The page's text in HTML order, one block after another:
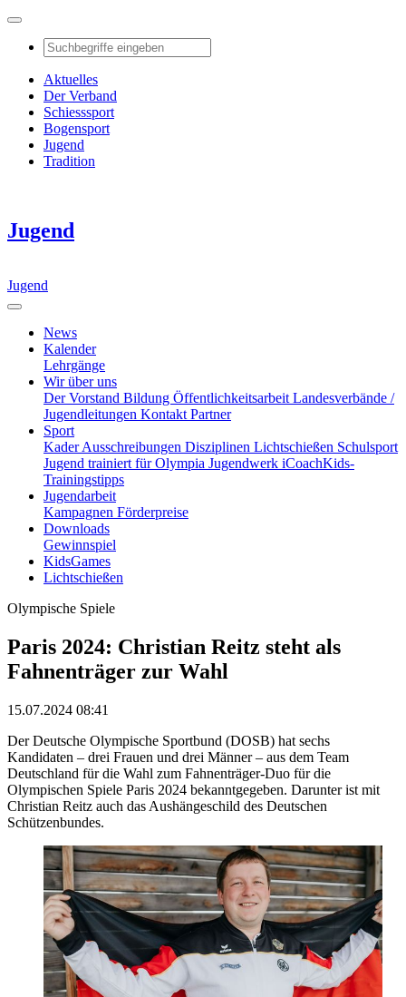
Aktuelles
Der Verband
Schiesssport
Bogensport
Jugend
Tradition
Jugend
Jugend
News
Kalender
Lehrgänge
Wir über uns
Der Vorstand Bildung Öffentlichkeitsarbeit Landesverbände /
Jugendleitungen Kontakt Partner
Sport
KaderAusschreibungen Disziplinen Lichtschießen Schulsport
Jugend trainiert für Olympia Jugendwerk iCoachKids-
Trainingstipps
Jugendarbeit
Kampagnen Förderpreise
Downloads
Gewinnspiel
KidsGames
Lichtschießen
Olympische Spiele
Paris 2024: Christian Reitz steht als
Fahnenträger zur Wahl
15.07.2024 08:41
Der Deutsche Olympische Sportbund (DOSB) hat sechs
Kandidaten – drei Frauen und drei Männer – aus dem Team
Deutschland für die Wahl zum Fahnenträger-Duo für die
Olympischen Spiele Paris 2024 bekanntgegeben. Darunter ist mit
Christian Reitz auch das Aushängeschild des Deutschen
Schützenbundes.